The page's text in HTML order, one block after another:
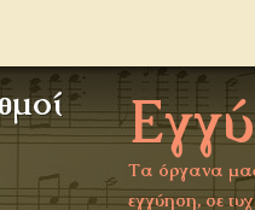
Τα όργανα
εγγύηση, σε